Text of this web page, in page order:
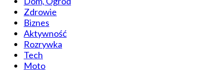
Zdrowie
Biznes
Aktywność
Rozrywka
Tech
Moto